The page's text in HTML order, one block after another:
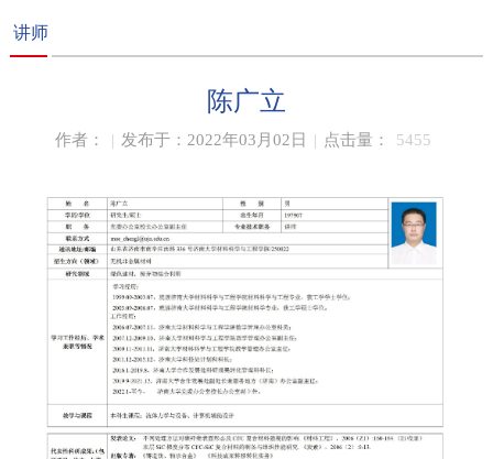
讲师
陈广立
作者： | 发布于：2022年03月02日 | 点击量： 5455